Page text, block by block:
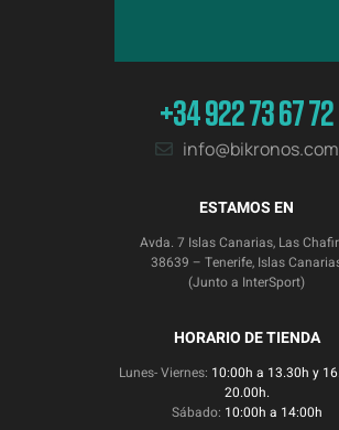
+34 922 73 67 72
info@bikronos.com
ESTAMOS EN
Avda. 7 Islas Canarias, Las
38639 – Tenerife, Islas
(Junto a InterSport)
HORARIO DE TIENDA
Lunes- Viernes: 10:00h a 13.30h y
20.00h.
Sábado: 10:00h a 14:00h